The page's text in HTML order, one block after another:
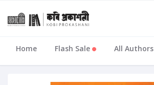
Home Flash Sale All Authors